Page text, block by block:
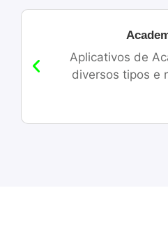
Aplicativos de
diversos tipos e